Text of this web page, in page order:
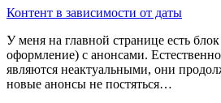
Контент в зависимости от даты
У меня на главной странице есть
оформление) с анонсами.
являются неактуальными, они
новые анонсы не постяться…